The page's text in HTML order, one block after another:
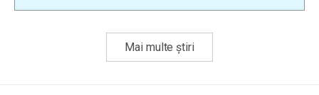
Mai multe știri